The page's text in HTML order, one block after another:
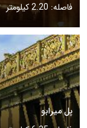
فاصله: 2.20 کیلومتر
پل میرابو